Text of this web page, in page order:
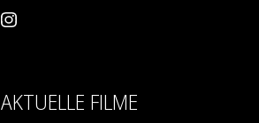
AKTUELLE FILME